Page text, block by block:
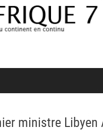
ministre Libyen